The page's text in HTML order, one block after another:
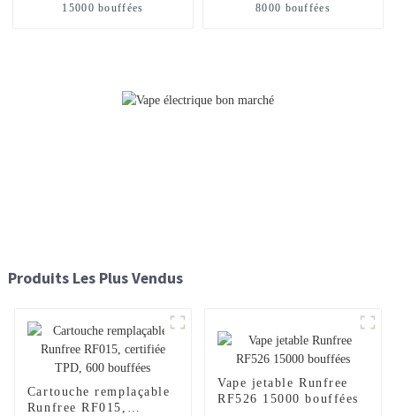
15000 bouffées
8000 bouffées
Produits Les Plus Vendus
Cartouche remplaçable
Runfree RF015,
Vape jetable Runfree
RF526 15000 bouffées